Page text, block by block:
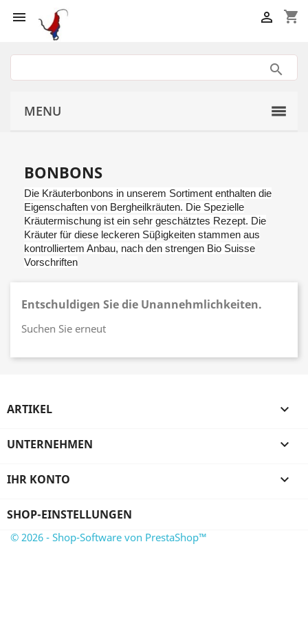
 shopping_cart

MENU
BONBONS
Die Kräuterbonbons in unserem Sortiment enthalten die
Eigenschaften von Bergheilkräuten. Die Spezielle
Kräutermischung ist ein sehr geschätztes Rezept. Die
Kräuter für diese leckeren Süβigkeiten stammen aus
kontrolliertem Anbau, nach den strengen Bio Suisse
Vorschriften
Entschuldigen Sie die Unannehmlichkeiten.
Suchen Sie erneut
ARTIKEL 
UNTERNEHMEN 
IHR KONTO 
SHOP-EINSTELLUNGEN
© 2026 - Shop-Software von PrestaShop™